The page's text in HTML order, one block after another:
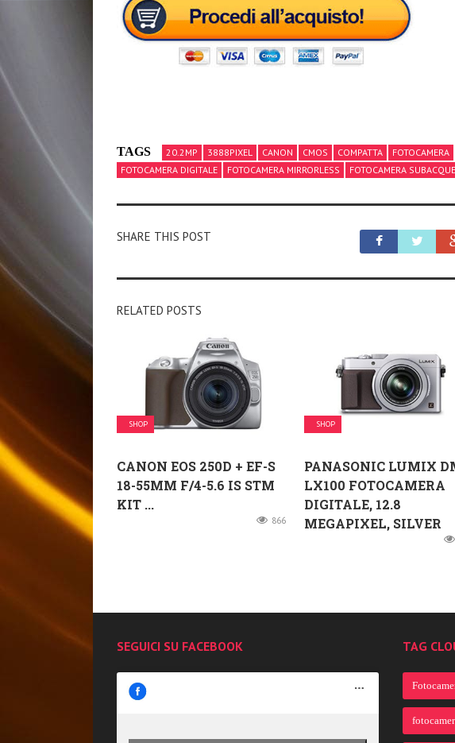
TAGS 20.2MP 3888PIXEL CANON CMOS COMPATTA FOTOCAMERA
FOTOCAMERA DIGITALE
FOTOCAMERA MIRRORLESS FOTOCAMERA
SHARE THIS POST
RELATED POSTS
SHOP
CANON EOS 250D + EF-S
18-55MM F/4-5.6 IS STM
KIT ...
866
SHOP
PANASONIC LUMIX
LX100 FOTOCAMERA
DIGITALE, 12.8
MEGAPIXEL, SILVER
SEGUICI SU FACEBOOK TAG